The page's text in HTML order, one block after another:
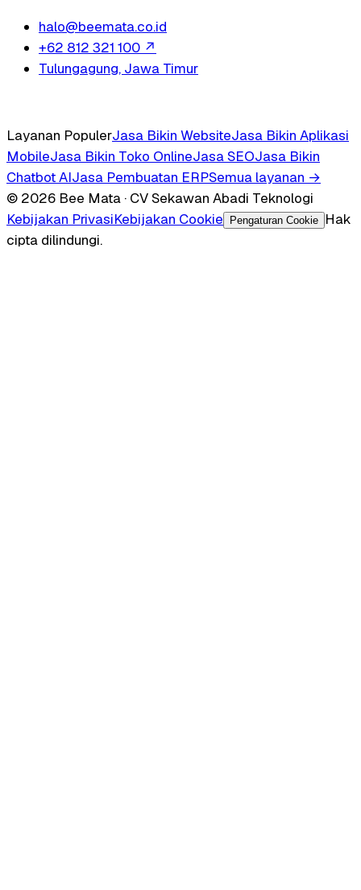
halo@beemata.co.id
+62 812 321 100 ↗
Tulungagung, Jawa Timur
Layanan PopulerJasa Bikin WebsiteJasa Bikin Aplikasi
MobileJasa Bikin Toko OnlineJasa SEOJasa Bikin
Chatbot AIJasa Pembuatan ERPSemua layanan →
© 2026 Bee Mata · CV Sekawan Abadi Teknologi
Kebijakan PrivasiKebijakan Cookie Pengaturan Cookie
Hak
cipta dilindungi.